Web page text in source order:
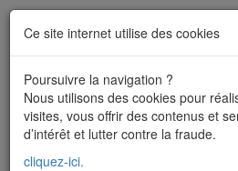
Ce site internet utilise des cookies
Poursuivre la navigation ?
Nous utilisons des cookies pour
visites, vous offrir des contenus et
d’intérêt et lutter contre la fraude.
cliquez-ici.